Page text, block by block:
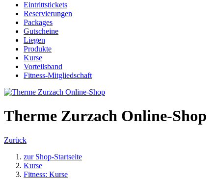
Eintrittstickets
Reservierungen
Packages
Gutscheine
Liegen
Produkte
Kurse
Vorteilsband
Fitness-Mitgliedschaft
Therme Zurzach Online-Shop
Zurück
zur Shop-Startseite
Kurse
Fitness: Kurse